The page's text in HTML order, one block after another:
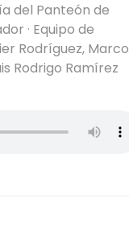
del Panteón de
· Equipo de
Rodríguez, Marco
Rodrigo Ramírez